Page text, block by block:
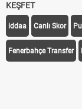
KEŞFET
iddaa Canlı Skor
Fenerbahçe Transfer